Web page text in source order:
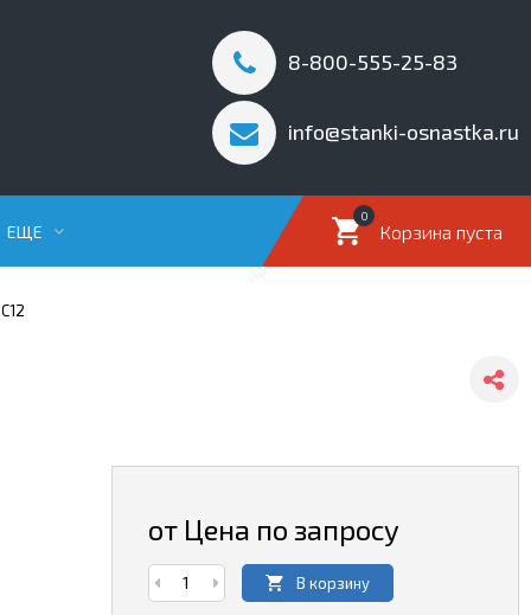
8-800-555-25-83
info@stanki-osnastka.ru
Корзина пуста
0
ЕЩЕ
от Цена по запросу
В корзину